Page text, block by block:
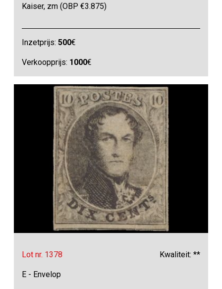
Kaiser, zm (OBP €3.875)
Inzetprijs:500€
Verkoopprijs: 1000€
Lot nr. 1378 Kwaliteit: **
E - Envelop